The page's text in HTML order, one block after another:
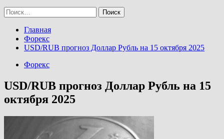
Найти:
Главная
Форекс
USD/RUB прогноз Доллар Рубль на 15 октября 2025
Форекс
USD/RUB прогноз Доллар Рубль на 15
октября 2025